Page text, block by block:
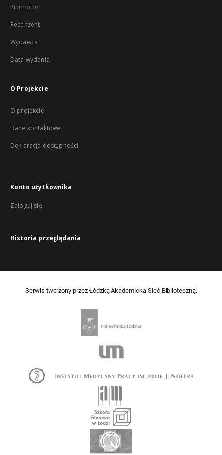
Promotor
Recenzent
Wydawca
Data wydania
O Projekcie
O projekcie
Dane kontaktowe
Deklaracja dostępności
Konto użytkownika
Zaloguj się
Historia przeglądania
Serwis tworzony przez Łódzką Akademicką Sieć Biblioteczną.